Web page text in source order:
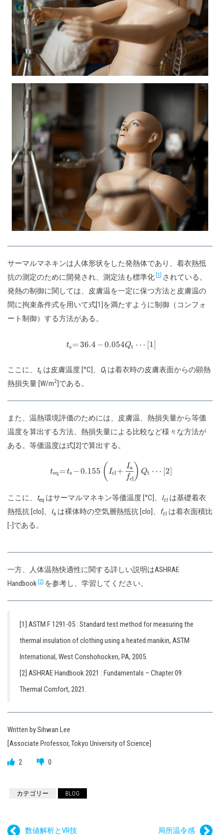
サーマルマネキンは人体形状をした発熱体であり、着衣熱抵
抗の測定のために開発され、測定法も標準化 1
されている。
発熱の制御に関しては、皮膚温を一定に保つ方法と皮膚温の
間に拘束条件式を用いて式[1]を満たすように制御（コンフォ
ート制御）する方法がある。
ts=36.4 −0.054Qt ⋯ [1]
ここに、 ts は皮膚温度 [°C]、 Qt は着衣時の皮膚表面からの顕熱
熱損失量 [W/m2]である。
また、温熱環境評価のためには、皮膚温、熱損失量から等価
温度を算出する方法、熱損失量による比較など様々な方法が
ある。等価温度は式[2]で算出する。
teq =ts −0.155 (Icl +
fcl
Ia) Qt ⋯ [2]
ここに、 teq はサーマルマネキン等価温度 [°C]、 Icl は基礎着衣
熱抵抗 [clo]、 Ia は裸体時の空気層熱抵抗 [clo]、 fcl は着衣面積比
[-]である。
一方、人体温熱快適性に関する詳しい説明はASHRAE
Handbook 2 を参考し、学習してください。
[1] ASTM F 1291-05 : Standard test method for measuring the
thermal insulation of clothing using a heated manikin, ASTM
International, West Conshohocken, PA, 2005.
[2] ASHRAE Handbook 2021 : Fundamentals – Chapter 09.
Thermal Comfort, 2021.
Written by Sihwan Lee
[Associate Professor, Tokyo University of Science]
2 0
カテゴリー BLOG
数値解析とVR技 局所温令感